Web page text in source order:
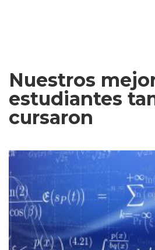
Nuestros
estudiantes
cursaron